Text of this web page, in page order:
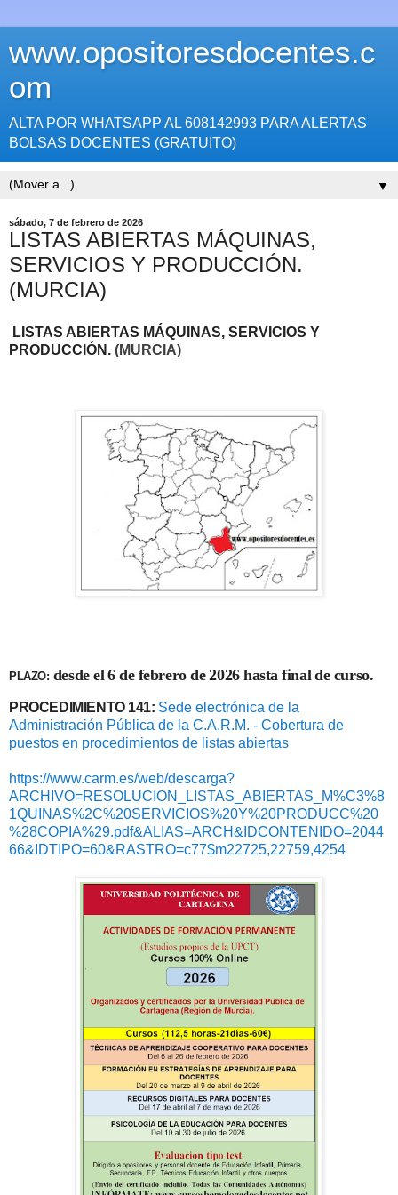
www.opositoresdocentes.c
om
ALTA POR WHATSAPP AL 608142993 PARA ALERTAS
BOLSAS DOCENTES (GRATUITO)
▼
sábado, 7 de febrero de 2026
LISTAS ABIERTAS MÁQUINAS,
SERVICIOS Y PRODUCCIÓN.
(MURCIA)
LISTAS ABIERTAS MÁQUINAS, SERVICIOS Y
PRODUCCIÓN . (MURCIA)
PLAZO: desde el 6 de febrero de 2026 hasta final de curso.
PROCEDIMIENTO 141: Sede electrónica de la
Administración Pública de la C.A.R.M. - Cobertura de
puestos en procedimientos de listas abiertas
https://www.carm.es/web/descarga?
ARCHIVO=RESOLUCION_LISTAS_ABIERTAS_M%C3%8
1QUINAS%2C%20SERVICIOS%20Y%20PRODUCC%20
%28COPIA%29.pdf&ALIAS=ARCH&IDCONTENIDO=2044
66&IDTIPO=60&RASTRO=c77$m22725,22759,4254